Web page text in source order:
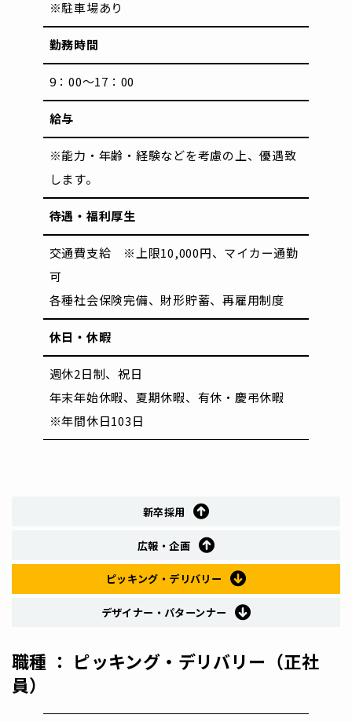
※駐車場あり
勤務時間
9：00～17：00
給与
※能力・年齢・経験などを考慮の上、優遇致
します。
待遇・福利厚生
交通費支給 ※上限10,000円、マイカー通勤
可
各種社会保険完備、財形貯蓄、再雇用制度
休日・休暇
週休2日制、祝日
年末年始休暇、夏期休暇、有休・慶弔休暇
※年間休日103日
新卒採用
広報・企画
ピッキング・デリバリー
デザイナー・パターンナー
職種 ： ピッキング・デリバリー（正社
員）